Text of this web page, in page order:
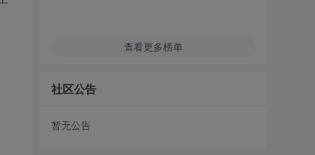
查看更多榜单
社区公告
暂无公告